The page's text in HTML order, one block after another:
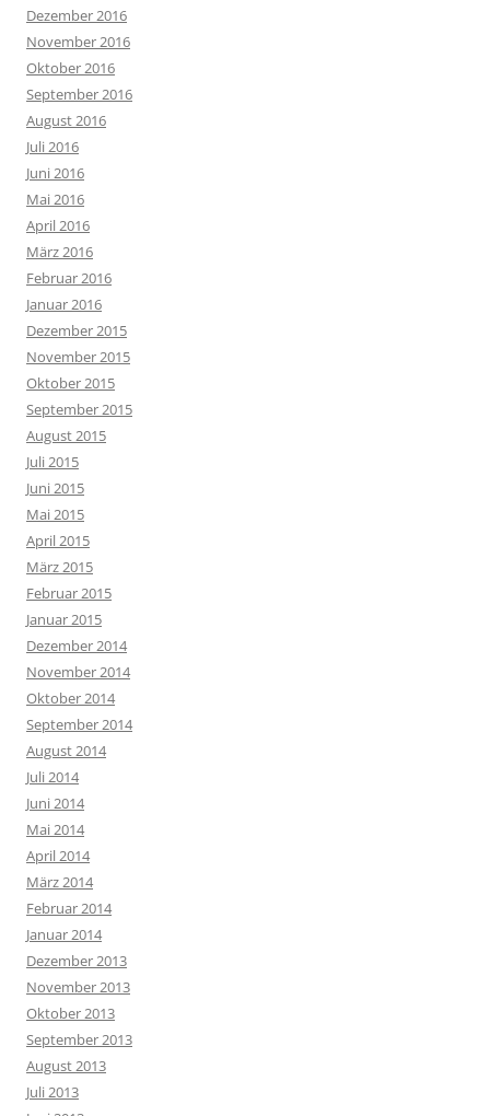
Dezember 2016
November 2016
Oktober 2016
September 2016
August 2016
Juli 2016
Juni 2016
Mai 2016
April 2016
März 2016
Februar 2016
Januar 2016
Dezember 2015
November 2015
Oktober 2015
September 2015
August 2015
Juli 2015
Juni 2015
Mai 2015
April 2015
März 2015
Februar 2015
Januar 2015
Dezember 2014
November 2014
Oktober 2014
September 2014
August 2014
Juli 2014
Juni 2014
Mai 2014
April 2014
März 2014
Februar 2014
Januar 2014
Dezember 2013
November 2013
Oktober 2013
September 2013
August 2013
Juli 2013